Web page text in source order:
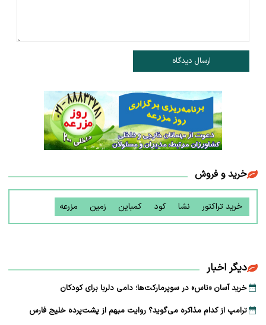
ارسال دیدگاه
خرید و فروش
خرید تراکتور نشا کود کمباین زمین مزرعه
دیگر اخبار
خرید آسان «ناس» در سوپرمارکت‌ها؛ دامی دلربا برای کودکان
ترامپ از کدام مذاکره می‌گوید؟ روایت مبهم از پشت‌پرده خلیج فارس